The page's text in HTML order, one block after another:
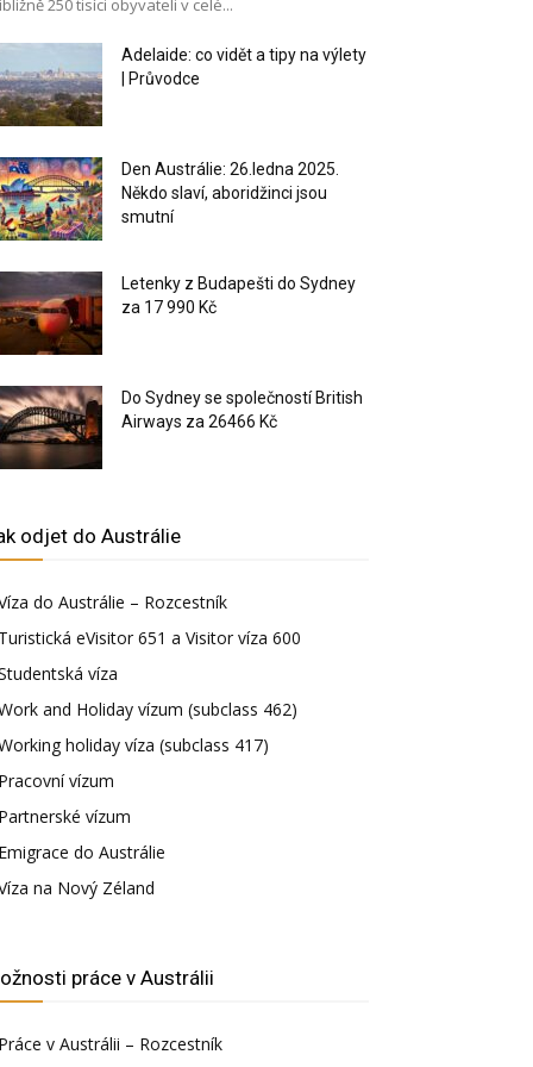
250 tisíci obyvateli v celé...
Adelaide: co vidět a tipy na výlety
| Průvodce
Den Austrálie: 26.ledna 2025.
Někdo slaví, aboridžinci jsou
smutní
Letenky z Budapešti do Sydney
za 17 990 Kč
Do Sydney se společností British
Airways za 26466 Kč
odjet do Austrálie
do Austrálie – Rozcestník
eVisitor 651 a Visitor víza 600
víza
and Holiday vízum (subclass 462)
holiday víza (subclass 417)
vízum
vízum
do Austrálie
na Nový Zéland
práce v Austrálii
v Austrálii – Rozcestník